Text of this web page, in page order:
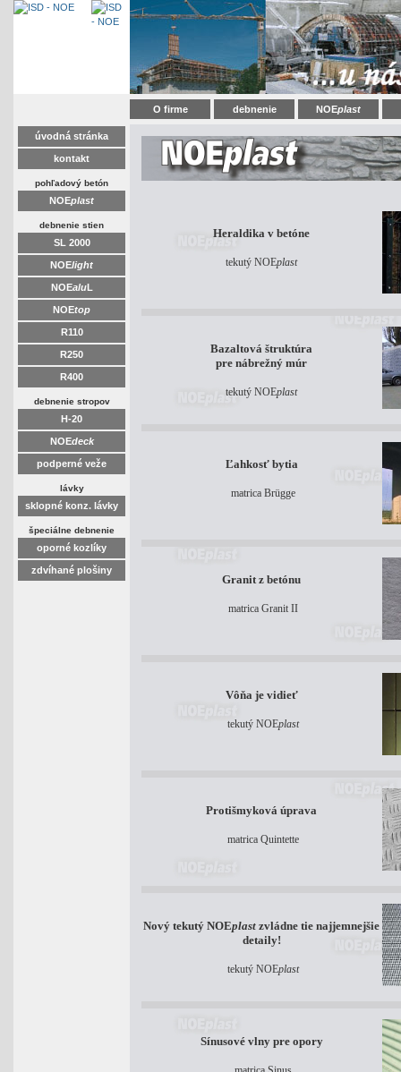
O firme debnenie NOEplast
úvodná stránka
kontakt
pohľadový betón
NOEplast
debnenie stien
SL 2000
NOElight
NOEaluL
NOEtop
R110
R250
R400
debnenie stropov
H-20
NOEdeck
podperné veže
lávky
sklopné konz. lávky
špeciálne debnenie
oporné kozlíky
zdvíhané plošiny
Heraldika v betóne
tekutý NOEplast
Bazaltová štruktúra
pre nábrežný múr
tekutý NOEplast
Ľahkosť bytia
matrica Brügge
Granit z betónu
matrica Granit II
Vôňa je vidieť
tekutý NOEplast
Protišmyková úprava
matrica Quintette
Nový tekutý NOEplast zvládne tie najjemnejšie
detaily!
tekutý NOEplast
Sínusové vlny pre opory